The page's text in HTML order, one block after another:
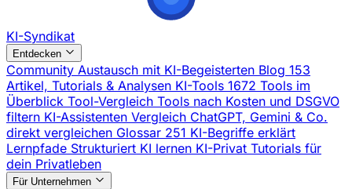
KI-Syndikat
Entdecken
Community Austausch mit KI-Begeisterten Blog 153
Artikel, Tutorials & Analysen KI-Tools 1672 Tools im
Überblick Tool-Vergleich Tools nach Kosten und DSGVO
filtern KI-Assistenten Vergleich ChatGPT, Gemini & Co.
direkt vergleichen Glossar 251 KI-Begriffe erklärt
Lernpfade Strukturiert KI lernen KI-Privat Tutorials für
dein Privatleben
Für Unternehmen